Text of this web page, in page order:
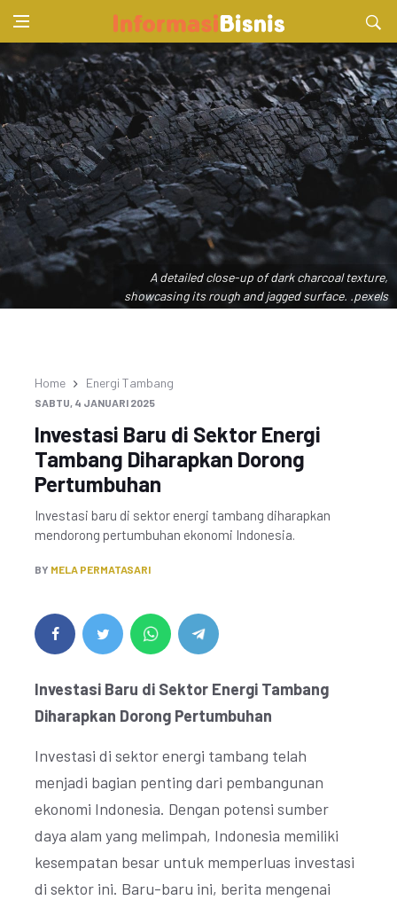
A detailed close-up of dark charcoal texture,
showcasing its rough and jagged surface. .pexels
Home Energi Tambang
SABTU, 4 JANUARI 2025
Investasi Baru di Sektor Energi
Tambang Diharapkan Dorong
Pertumbuhan
Investasi baru di sektor energi tambang diharapkan
mendorong pertumbuhan ekonomi Indonesia.
BY MELA PERMATASARI
Investasi Baru di Sektor Energi Tambang
Diharapkan Dorong Pertumbuhan
Investasi di sektor energi tambang telah
menjadi bagian penting dari pembangunan
ekonomi Indonesia. Dengan potensi sumber
daya alam yang melimpah, Indonesia memiliki
kesempatan besar untuk memperluas investasi
di sektor ini. Baru-baru ini, berita mengenai